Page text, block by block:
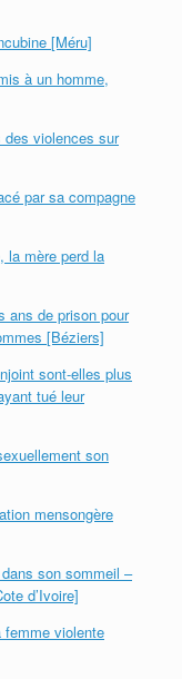
[Méru]
à un homme,
des violences sur
par sa compagne
la mère perd la
ans de prison pour
[Béziers]
sont-elles plus
tué leur
son
mensongère
son sommeil –
d’Ivoire]
femme violente